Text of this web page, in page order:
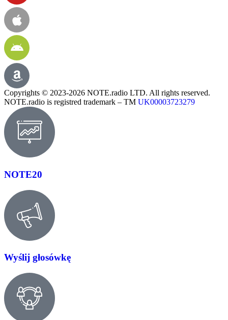
Copyrights © 2023-2026 NOTE.radio LTD. All rights reserved.
NOTE.radio is registred trademark – TM UK00003723279
NOTE20
Wyślij głosówkę